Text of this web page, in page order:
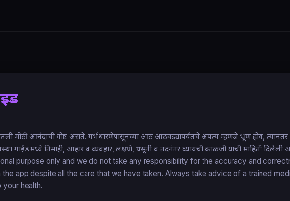
मोठी आनंदाची गोष्ट असते. गर्भधारणेपासूनच्या आठ आठवड्यापर्यंतचे अपत्य म्हणजे भ्रूण होय, त्यानंतर
गाईड मध्ये तिमाही, आहार व व्यवहार, लक्षणे, प्रसूती व तदनंतर घ्यायची काळजी याची माहिती
purpose only and we do not take any responsibility for the accuracy and
app despite all the care that we have taken. Always take advice of a trained
your health.